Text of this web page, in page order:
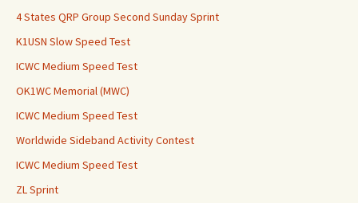
4 States QRP Group Second Sunday Sprint
K1USN Slow Speed Test
ICWC Medium Speed Test
OK1WC Memorial (MWC)
ICWC Medium Speed Test
Worldwide Sideband Activity Contest
ICWC Medium Speed Test
ZL Sprint